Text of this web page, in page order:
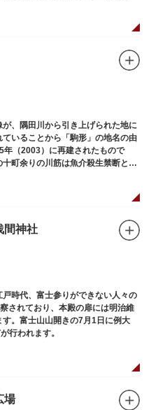
、隅田川から引き上げられた地に
いることから「駒形」の地名の由
年（2003）に再建されたもので
町余りの川筋は魚介殺生禁断とな
間神社
時代、富士参りができない人々の
されており、本殿の扉には明治維
。富士山山開きの7月1日に例大
行われます。
場